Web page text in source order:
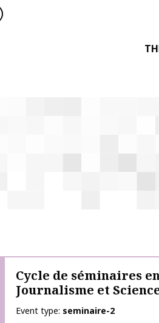
SCIENCES DE L'INFORMATION &
Française des Sciences de
Cycle de séminaires
Journalisme et
Event type seminaire-2